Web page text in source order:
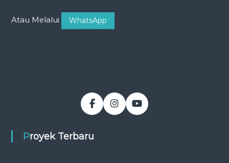
Atau Melalui WhatsApp
Proyek Terbaru